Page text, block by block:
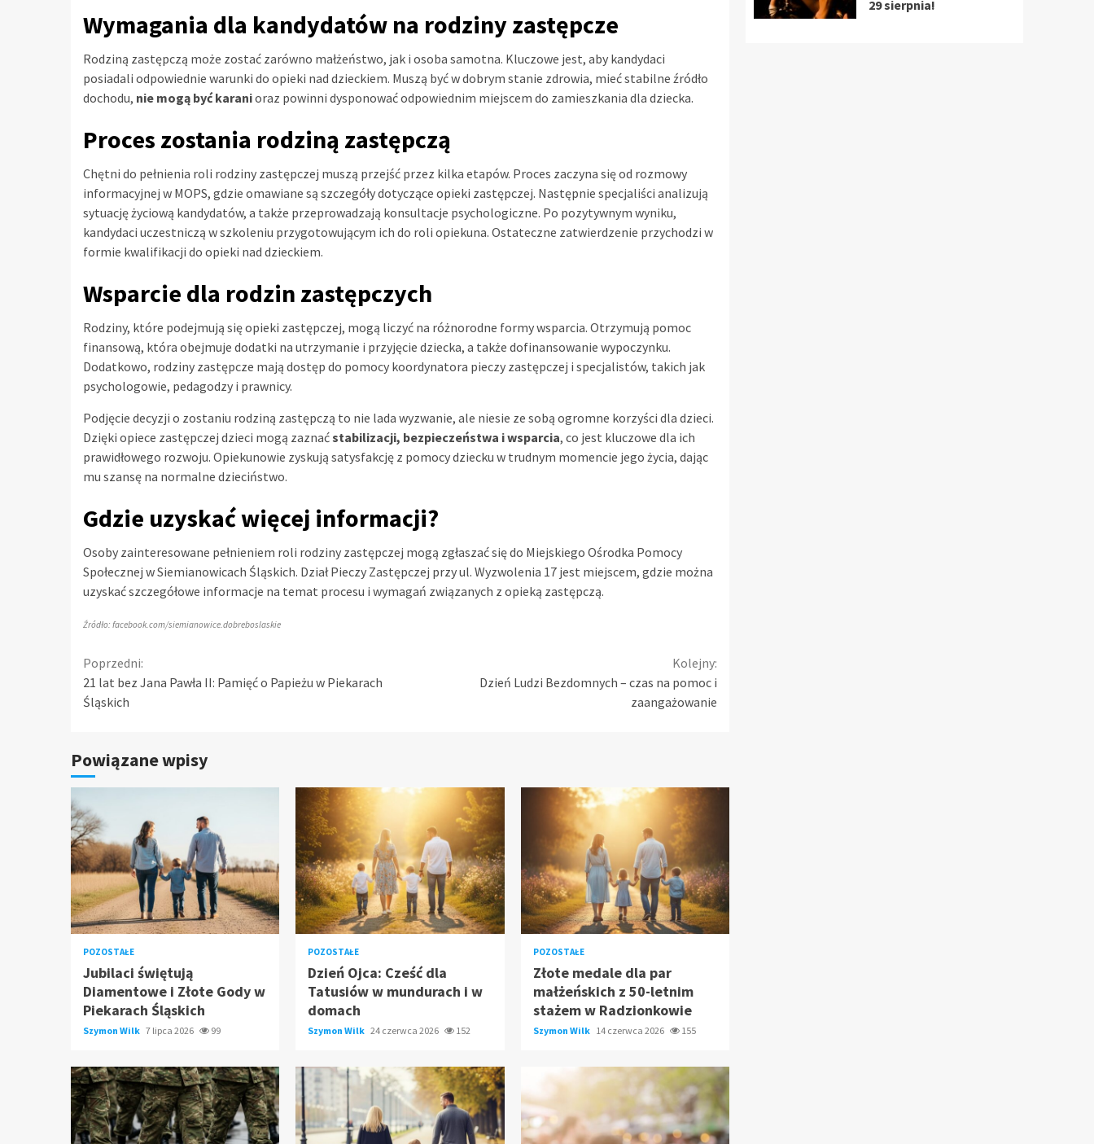
Wymagania dla kandydatów na rodziny zastępcze
Rodziną zastępczą może zostać zarówno małżeństwo, jak i osoba samotna. Kluczowe jest, aby kandydaci
posiadali odpowiednie warunki do opieki nad dzieckiem. Muszą być w dobrym stanie zdrowia, mieć stabilne źródło
dochodu, nie mogą być karanioraz powinni dysponować odpowiednim miejscem do zamieszkania dla dziecka.
Proces zostania rodziną zastępczą
Chętni do pełnienia roli rodziny zastępczej muszą przejść przez kilka etapów. Proces zaczyna się od rozmowy
informacyjnej w MOPS, gdzie omawiane są szczegóły dotyczące opieki zastępczej. Następnie specjaliści analizują
sytuację życiową kandydatów, a także przeprowadzają konsultacje psychologiczne. Po pozytywnym wyniku,
kandydaci uczestniczą w szkoleniu przygotowującym ich do roli opiekuna. Ostateczne zatwierdzenie przychodzi w
formie kwalifikacji do opieki nad dzieckiem.
Wsparcie dla rodzin zastępczych
Rodziny, które podejmują się opieki zastępczej, mogą liczyć na różnorodne formy wsparcia. Otrzymują pomoc
finansową, która obejmuje dodatki na utrzymanie i przyjęcie dziecka, a także dofinansowanie wypoczynku.
Dodatkowo, rodziny zastępcze mają dostęp do pomocy koordynatora pieczy zastępczej i specjalistów, takich jak
psychologowie, pedagodzy i prawnicy.
Podjęcie decyzji o zostaniu rodziną zastępczą to nie lada wyzwanie, ale niesie ze sobą ogromne korzyści dla dzieci.
Dzięki opiece zastępczej dzieci mogą zaznaćstabilizacji, bezpieczeństwa i wsparcia, co jest kluczowe dla ich
prawidłowego rozwoju. Opiekunowie zyskują satysfakcję z pomocy dziecku w trudnym momencie jego życia, dając
mu szansę na normalne dzieciństwo.
Gdzie uzyskać więcej informacji?
Osoby zainteresowane pełnieniem roli rodziny zastępczej mogą zgłaszać się do Miejskiego Ośrodka Pomocy
Społecznej w Siemianowicach Śląskich. Dział Pieczy Zastępczej przy ul. Wyzwolenia 17 jest miejscem, gdzie można
uzyskać szczegółowe informacje na temat procesu i wymagań związanych z opieką zastępczą.
Źródło: facebook.com/siemianowice.dobreboslaskie
Continue
Reading
Poprzedni:
21 lat bez Jana Pawła II: Pamięć o Papieżu w Piekarach
Śląskich
Kolejny:
Dzień Ludzi Bezdomnych – czas na pomoc i
zaangażowanie
Powiązane wpisy
POZOSTAŁE
Jubilaci świętują
Diamentowe i Złote Gody w
Piekarach Śląskich
Szymon Wilk 7 lipca 2026 99
POZOSTAŁE
Dzień Ojca: Cześć dla
Tatusiów w mundurach i w
domach
Szymon Wilk 24 czerwca 2026 152
POZOSTAŁE
Złote medale dla par
małżeńskich z 50-letnim
stażem w Radzionkowie
Szymon Wilk 14 czerwca 2026 155
29 sierpnia!